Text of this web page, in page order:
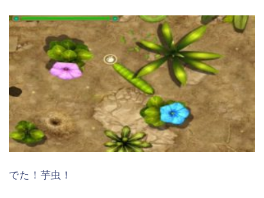
でた！芋虫！